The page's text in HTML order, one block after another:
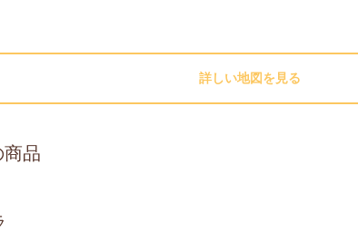
詳しい地図を見る
商品